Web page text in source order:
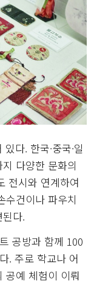
다. 한국·중국·일
다양한 문화의
전시와 연계하여
수건이나 파우치
다.
공방과 함께 100
. 주로 학교나 어
공예 체험이 이뤄